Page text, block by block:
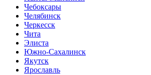
Чебоксары
Челябинск
Черкесск
Чита
Элиста
Южно-Сахалинск
Якутск
Ярославль